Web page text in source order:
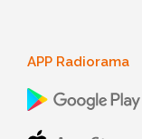
APP Radiorama